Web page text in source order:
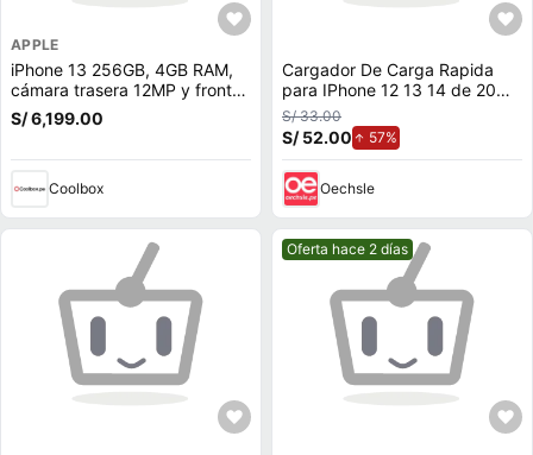
APPLE
iPhone 13 256GB, 4GB RAM,
cámara trasera 12MP y frontal
12MP, 6.1"", negro
S/ 6,199.00
Coolbox
Cargador De Carga Rapida
para IPhone 12 13 14 de 20W
- C Generico
S/ 33.00
S/ 52.00 57%
Oechsle
Mejor precio.
Oferta hace 2 días